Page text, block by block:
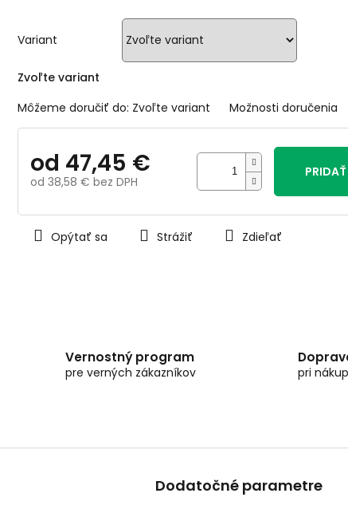
Variant
Zvoľte variant
Môžeme doručiť do: Zvoľte variant Možnosti doručenia
od 47,45 €
od 38,58 € bez DPH
cena:
Opýtať sa Strážiť Zdieľať
hviezdičiek.
Vernostný program
pre verných zákazníkov pri
Dodatočné parametre